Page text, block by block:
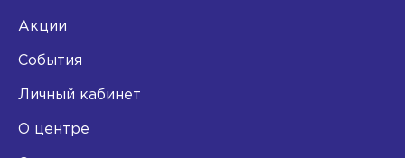
Акции
События
Личный кабинет
О центре